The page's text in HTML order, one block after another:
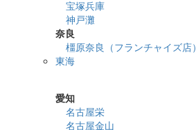
宝塚兵庫
神戸灘
奈良
橿原奈良（フランチャイズ店）
東海
愛知
名古屋栄
名古屋金山